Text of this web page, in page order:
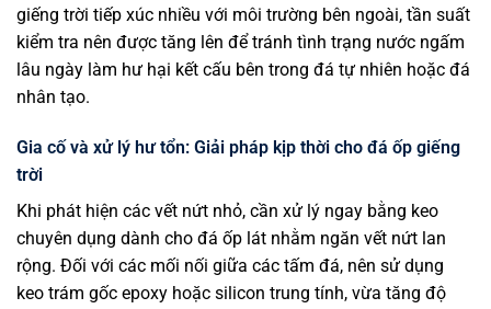
giếng trời tiếp xúc nhiều với môi trường bên ngoài, tần suất
kiểm tra nên được tăng lên để tránh tình trạng nước ngấm
lâu ngày làm hư hại kết cấu bên trong đá tự nhiên hoặc đá
nhân tạo.
Gia cố và xử lý hư tổn: Giải pháp kịp thời cho đá ốp giếng
trời
Khi phát hiện các vết nứt nhỏ, cần xử lý ngay bằng keo
chuyên dụng dành cho đá ốp lát nhằm ngăn vết nứt lan
rộng. Đối với các mối nối giữa các tấm đá, nên sử dụng
keo trám gốc epoxy hoặc silicon trung tính, vừa tăng độ